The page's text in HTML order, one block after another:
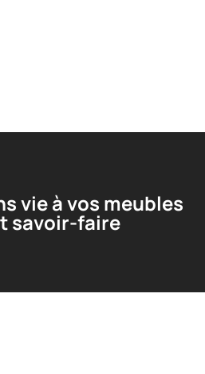
vie à vos meubles
savoir-faire